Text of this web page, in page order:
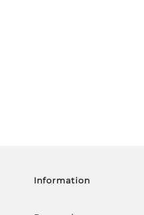
Information